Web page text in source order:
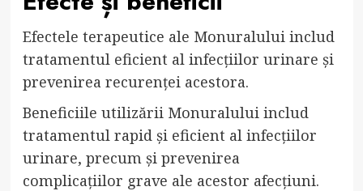
Efectele terapeutice ale Monuralului includ
tratamentul eficient al infecțiilor urinare și
prevenirea recurenței acestora.
Beneficiile utilizării Monuralului includ
tratamentul rapid și eficient al infecțiilor
urinare, precum și prevenirea
complicațiilor grave ale acestor afecțiuni.